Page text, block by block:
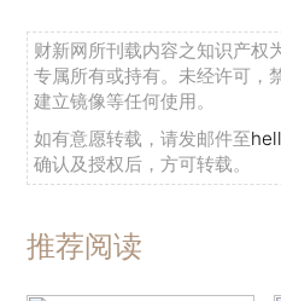
财新网所刊载内容之知识产权
专属所有或持有。未经许可，
建立镜像等任何使用。
如有意愿转载，请发邮件至
确认及授权后，方可转载。
推荐阅读